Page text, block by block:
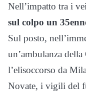
Nell’impatto tra i
sul colpo un
Sul posto,
un’ambulanza
l’elisoccorso da
Novate, i vigili del